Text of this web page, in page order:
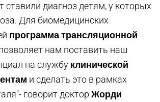
ставили диагноз детям, у которых
Для биомедицинских
программа трансляционной
нам поставить наш
на службу клинической
и сделать это в рамках
говорит доктор Жорди